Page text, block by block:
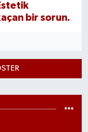
bir sorun.